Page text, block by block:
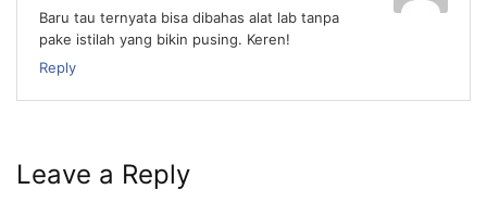
Baru tau ternyata bisa dibahas alat lab tanpa
pake istilah yang bikin pusing. Keren!
Reply
Leave a Reply